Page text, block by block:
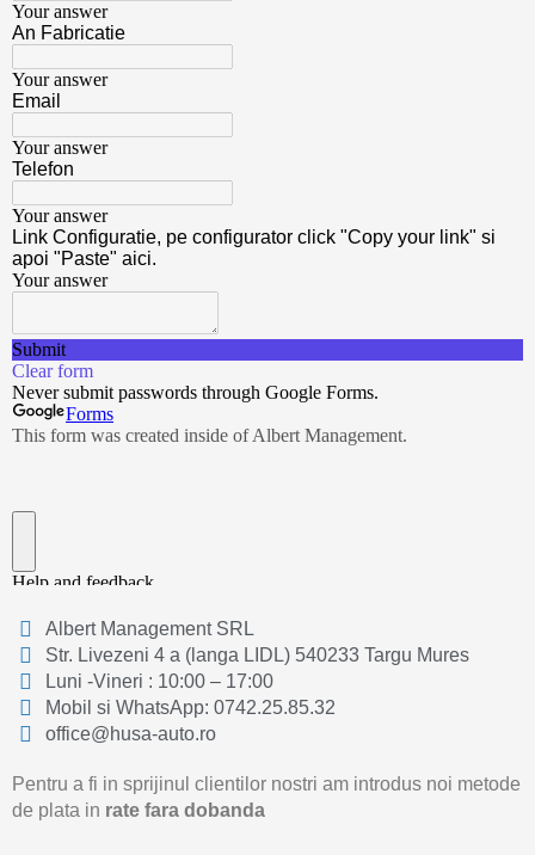
Albert Management SRL
Str. Livezeni 4 a (langa LIDL) 540233 Targu Mures
Luni -Vineri : 10:00 – 17:00
Mobil si WhatsApp: 0742.25.85.32
office@husa-auto.ro
Pentru a fi in sprijinul clientilor nostri am introdus noi metode
de plata in rate fara dobanda